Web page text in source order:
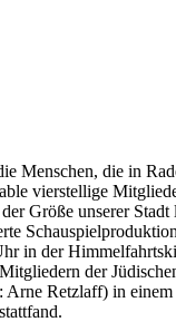
Menschen, die in
vierstellige
Größe unserer
in der
der
Arne Retzlaff) in